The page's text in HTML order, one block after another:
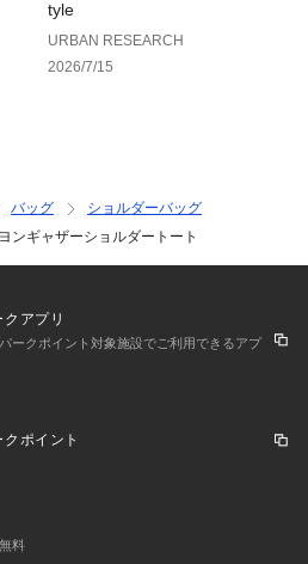
24SS】
合やパソコンなどの閲覧環境によ
単体の画像をご参照ください。
ページにて現在の価格情報や在庫
tyle
URBAN RESEARCH
2026/7/15
バッグ
ショルダーバッグ
ンギャザーショルダートート
アプリ
ークポイント対象施設でご利用できるアプ
ポイント
料